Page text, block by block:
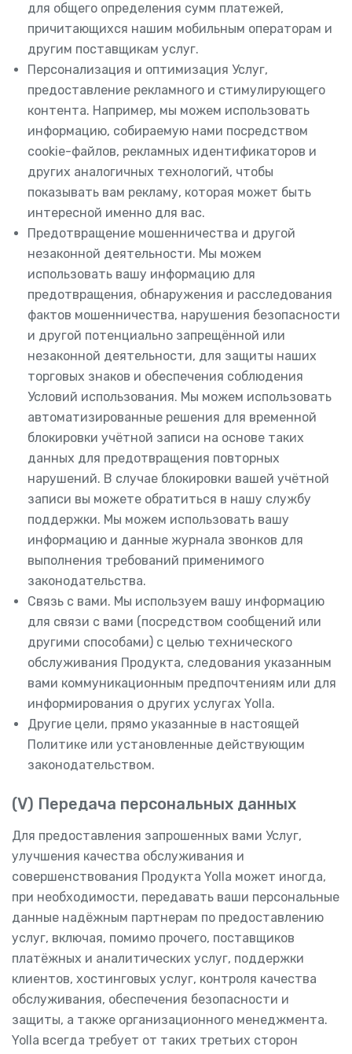
для общего определения сумм платежей,
причитающихся нашим мобильным операторам и
другим поставщикам услуг.
Персонализация и оптимизация Услуг,
предоставление рекламного и стимулирующего
контента. Например, мы можем использовать
информацию, собираемую нами посредством
cookie-файлов, рекламных идентификаторов и
других аналогичных технологий, чтобы
показывать вам рекламу, которая может быть
интересной именно для вас.
Предотвращение мошенничества и другой
незаконной деятельности. Мы можем
использовать вашу информацию для
предотвращения, обнаружения и расследования
фактов мошенничества, нарушения безопасности
и другой потенциально запрещённой или
незаконной деятельности, для защиты наших
торговых знаков и обеспечения соблюдения
Условий использования. Мы можем использовать
автоматизированные решения для временной
блокировки учётной записи на основе таких
данных для предотвращения повторных
нарушений. В случае блокировки вашей учётной
записи вы можете обратиться в нашу службу
поддержки. Мы можем использовать вашу
информацию и данные журнала звонков для
выполнения требований применимого
законодательства.
Связь с вами. Мы используем вашу информацию
для связи с вами (посредством сообщений или
другими способами) с целью технического
обслуживания Продукта, следования указанным
вами коммуникационным предпочтениям или для
информирования о других услугах Yolla.
Другие цели, прямо указанные в настоящей
Политике или установленные действующим
законодательством.
(V) Передача персональных данных
Для предоставления запрошенных вами Услуг,
улучшения качества обслуживания и
совершенствования Продукта Yolla может иногда,
при необходимости, передавать ваши персональные
данные надёжным партнерам по предоставлению
услуг, включая, помимо прочего, поставщиков
платёжных и аналитических услуг, поддержки
клиентов, хостинговых услуг, контроля качества
обслуживания, обеспечения безопасности и
защиты, а также организационного менеджмента.
Yolla всегда требует от таких третьих сторон